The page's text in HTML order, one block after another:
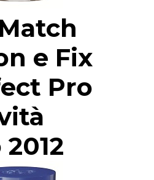
e Fix
Pro